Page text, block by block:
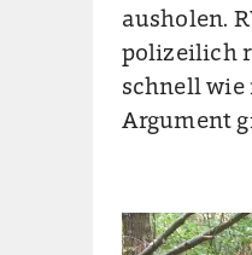
ausholen.
polizeilich
schnell wie
Argument